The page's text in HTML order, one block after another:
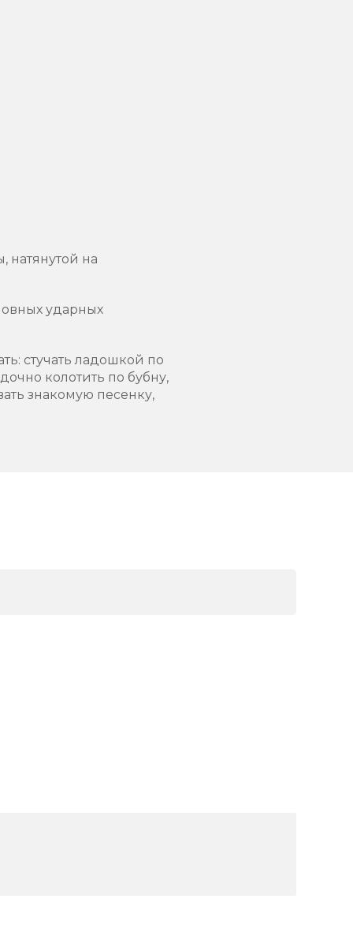
на
ударных
стучать ладошкой по
колотить по бубну,
знакомую песенку,